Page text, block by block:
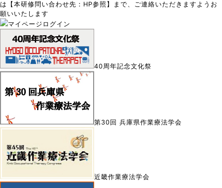
は【本研修問い合わせ先：HP参照】まで、ご連絡いただきますようお
願いいたします
マイページログイン
40周年記念文化祭
第30回 兵庫県作業療法学会
近畿作業療法学会